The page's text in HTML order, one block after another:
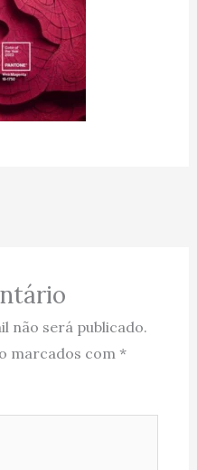
não será publicado.
marcados com *